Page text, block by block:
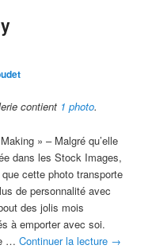
contient 1 photo.
» – Malgré qu’elle
dans les Stock Images,
cette photo transporte
de personnalité avec
des jolis mois
à emporter avec soi.
…Continuer la lecture →